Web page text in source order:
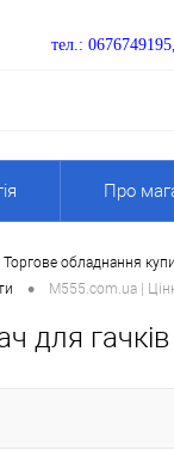
тел.:
Про
Торгове обладнання
• M555.com.ua |
для